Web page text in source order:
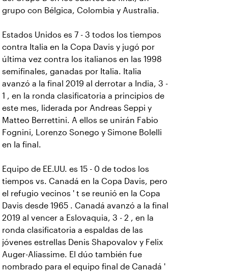
grupo con Bélgica, Colombia y Australia.
Estados Unidos es 7 - 3 todos los tiempos
contra Italia en la Copa Davis y jugó por
última vez contra los italianos en las 1998
semifinales, ganadas por Italia. Italia
avanzó a la final 2019 al derrotar a India, 3 -
1 , en la ronda clasificatoria a principios de
este mes, liderada por Andreas Seppi y
Matteo Berrettini. A ellos se unirán Fabio
Fognini, Lorenzo Sonego y Simone Bolelli
en la final.
Equipo de EE.UU. es 15 - 0 de todos los
tiempos vs. Canadá en la Copa Davis, pero
el refugio vecinos ' t se reunió en la Copa
Davis desde 1965 . Canadá avanzó a la final
2019 al vencer a Eslovaquia, 3 - 2 , en la
ronda clasificatoria a espaldas de las
jóvenes estrellas Denis Shapovalov y Felix
Auger-Aliassime. El dúo también fue
nombrado para el equipo final de Canadá '